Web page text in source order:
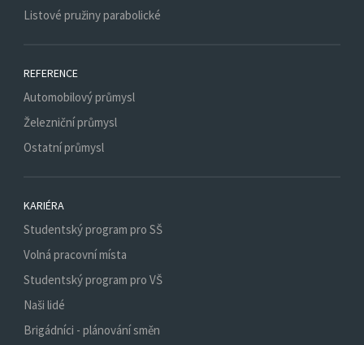
Listové pružiny parabolické
REFERENCE
Automobilový průmysl
Železniční průmysl
Ostatní průmysl
KARIÉRA
Studentský program pro SŠ
Volná pracovní místa
Studentský program pro VŠ
Naši lidé
Brigádníci - plánování směn